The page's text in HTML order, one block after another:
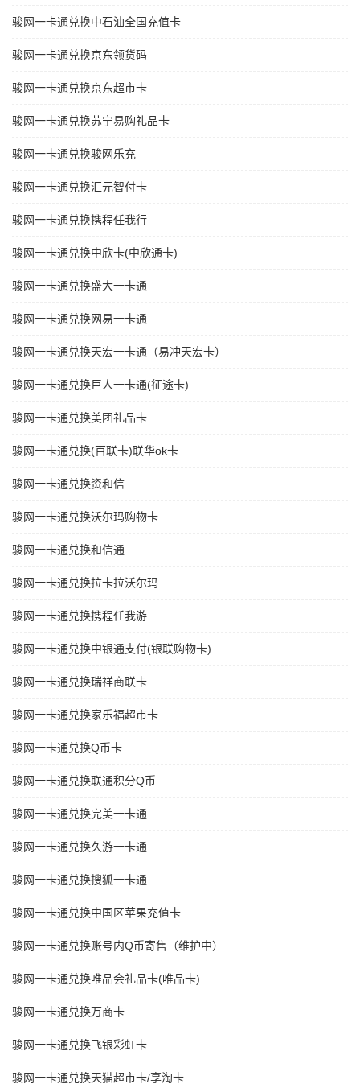
骏网一卡通兑换中石油全国充值卡
骏网一卡通兑换京东领货码
骏网一卡通兑换京东超市卡
骏网一卡通兑换苏宁易购礼品卡
骏网一卡通兑换骏网乐充
骏网一卡通兑换汇元智付卡
骏网一卡通兑换携程任我行
骏网一卡通兑换中欣卡(中欣通卡)
骏网一卡通兑换盛大一卡通
骏网一卡通兑换网易一卡通
骏网一卡通兑换天宏一卡通（易冲天宏卡）
骏网一卡通兑换巨人一卡通(征途卡)
骏网一卡通兑换美团礼品卡
骏网一卡通兑换(百联卡)联华ok卡
骏网一卡通兑换资和信
骏网一卡通兑换沃尔玛购物卡
骏网一卡通兑换和信通
骏网一卡通兑换拉卡拉沃尔玛
骏网一卡通兑换携程任我游
骏网一卡通兑换中银通支付(银联购物卡)
骏网一卡通兑换瑞祥商联卡
骏网一卡通兑换家乐福超市卡
骏网一卡通兑换Q币卡
骏网一卡通兑换联通积分Q币
骏网一卡通兑换完美一卡通
骏网一卡通兑换久游一卡通
骏网一卡通兑换搜狐一卡通
骏网一卡通兑换中国区苹果充值卡
骏网一卡通兑换账号内Q币寄售（维护中）
骏网一卡通兑换唯品会礼品卡(唯品卡)
骏网一卡通兑换万商卡
骏网一卡通兑换飞银彩虹卡
骏网一卡通兑换天猫超市卡/享淘卡